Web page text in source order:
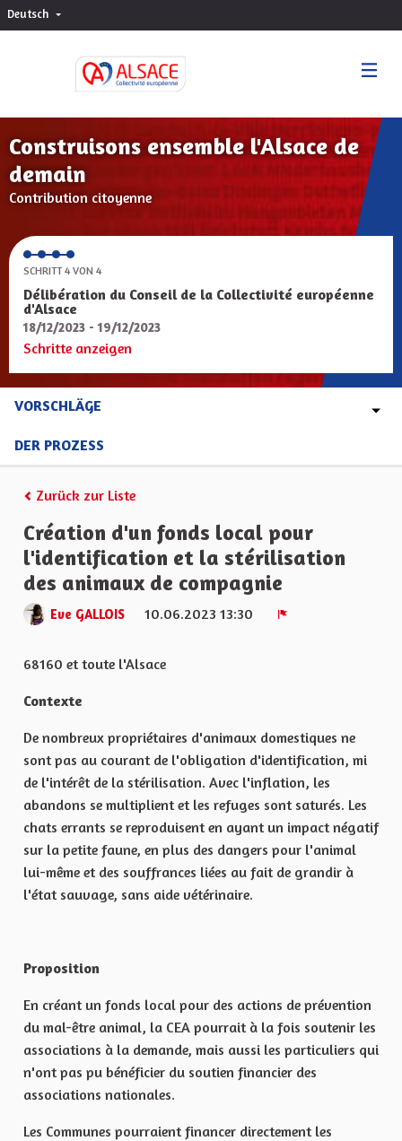
Deutsch Choisir la langue
Construisons ensemble l'Alsace de
demain
Contribution citoyenne
SCHRITT 4 VON 4
Délibération du Conseil de la Collectivité européenne
d'Alsace
18/12/2023 - 19/12/2023
Schritte anzeigen
VORSCHLÄGE
DER PROZESS
Zurück zur Liste
Création d'un fonds local pour
l'identification et la stérilisation
des animaux de compagnie
Eve GALLOIS
10.06.2023 13:30
68160 et toute l'Alsace
Contexte
De nombreux propriétaires d'animaux domestiques ne
sont pas au courant de l'obligation d'identification, mi
de l'intérêt de la stérilisation. Avec l'inflation, les
abandons se multiplient et les refuges sont saturés. Les
chats errants se reproduisent en ayant un impact négatif
sur la petite faune, en plus des dangers pour l'animal
lui-même et des souffrances liées au fait de grandir à
l'état sauvage, sans aide vétérinaire.
Proposition
En créant un fonds local pour des actions de prévention
du mal-être animal, la CEA pourrait à la fois soutenir les
associations à la demande, mais aussi les particuliers qui
n'ont pas pu bénéficier du soutien financier des
associations nationales.
Les Communes pourraient financer directement les